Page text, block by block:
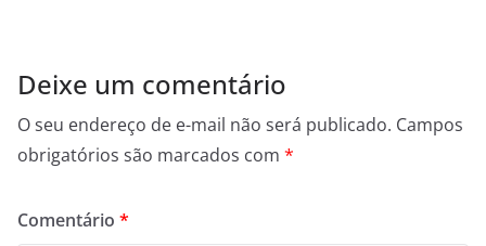
Deixe um comentário
O seu endereço de e-mail não será publicado. Campos
obrigatórios são marcados com *
Comentário *